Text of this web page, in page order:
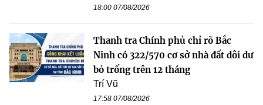
18:00 07/08/2026
Thanh tra Chính phủ chỉ rõ Bắc
Ninh có 322/570 cơ sở nhà đất dôi dư
bỏ trống trên 12 tháng
Trí Vũ
17:58 07/08/2026